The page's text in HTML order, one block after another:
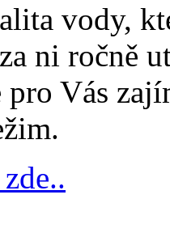
vody,
ni ročně
Vás